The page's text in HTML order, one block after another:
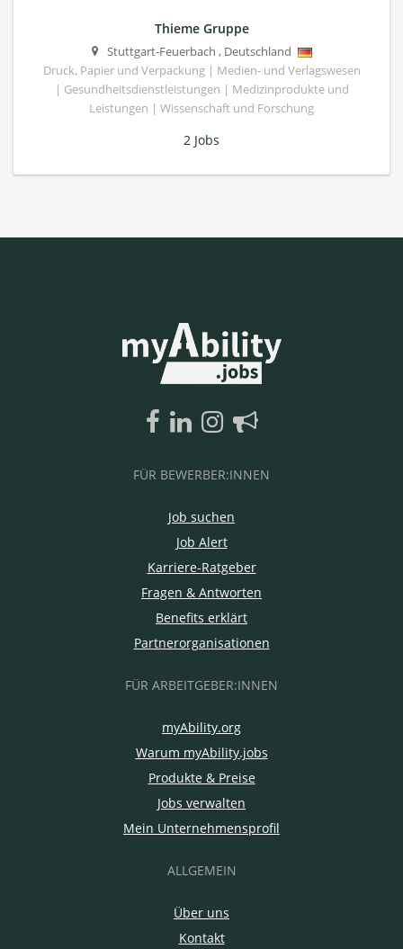
Thieme Gruppe
Stuttgart-Feuerbach , Deutschland
Druck, Papier und Verpackung | Medien- und Verlagswesen
| Gesundheitsdienstleistungen | Medizinprodukte und
Leistungen | Wissenschaft und Forschung
2 Jobs
FÜR BEWERBER:INNEN
Job suchen
Job Alert
Karriere-Ratgeber
Fragen & Antworten
Benefits erklärt
Partnerorganisationen
FÜR ARBEITGEBER:INNEN
myAbility.org
Warum myAbility.jobs
Produkte & Preise
Jobs verwalten
Mein Unternehmensprofil
ALLGEMEIN
Über uns
Kontakt